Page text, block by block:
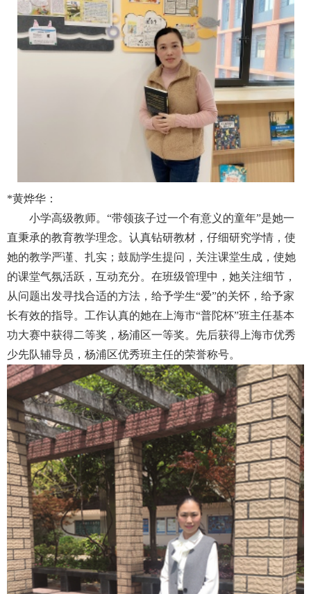
*黄烨华：
小学高级教师。“带领孩子过一个有意义的童年”是她一
直秉承的教育教学理念。认真钻研教材，仔细研究学情，使
她的教学严谨、扎实；鼓励学生提问，关注课堂生成，使她
的课堂气氛活跃，互动充分。在班级管理中，她关注细节，
从问题出发寻找合适的方法，给予学生“爱”的关怀，给予家
长有效的指导。工作认真的她在上海市“普陀杯”班主任基本
功大赛中获得二等奖，杨浦区一等奖。先后获得上海市优秀
少先队辅导员，杨浦区优秀班主任的荣誉称号。